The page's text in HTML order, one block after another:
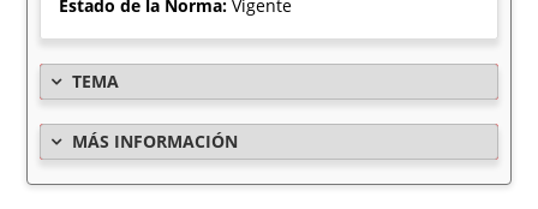
Estado de la Norma:Vigente
TEMA
MÁS INFORMACIÓN